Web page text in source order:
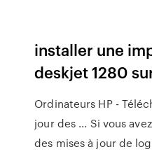
installer une
deskjet 1280
Ordinateurs HP -
jour des ... Si vous
des mises à jour de